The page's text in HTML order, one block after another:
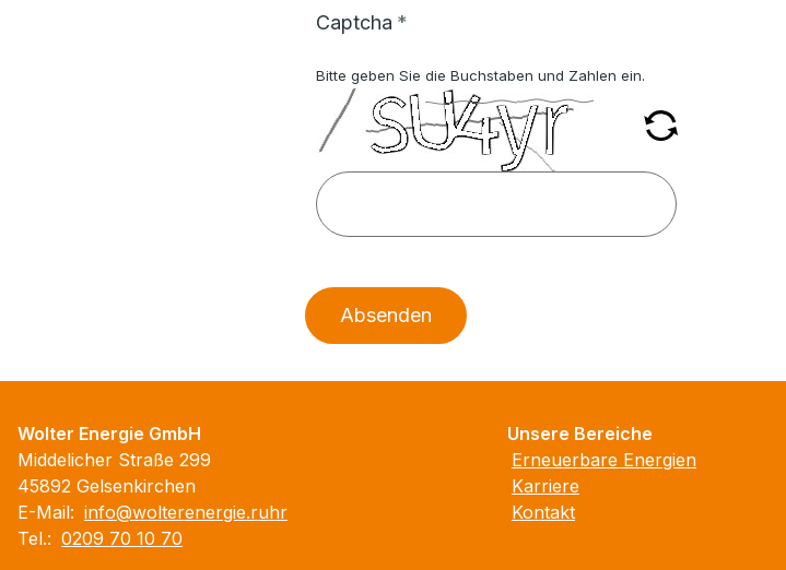
Captcha
Bitte geben Sie die Buchstaben und Zahlen ein.
Absenden
Wolter Energie GmbH
Middelicher Straße 299
45892 Gelsenkirchen
E-Mail: info@wolterenergie.ruhr
Tel.: 0209 70 10 70
Unsere Bereiche
Erneuerbare Energien
Karriere
Kontakt